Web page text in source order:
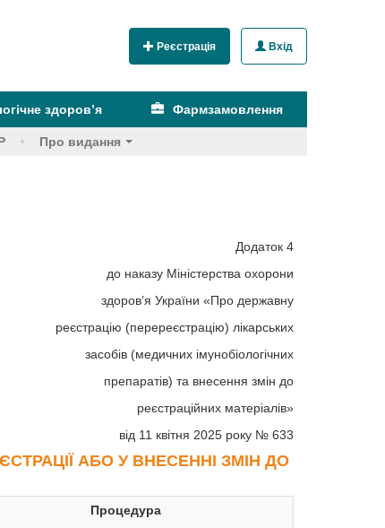
Реєстрація Вхід
здоров’я Фармзамовлення
Про видання
Додаток 4
до наказу Міністерства охорони
здоров’я України «Про державну
реєстрацію (перереєстрацію) лікарських
засобів (медичних імунобіологічних
препаратів) та внесення змін до
реєстраційних матеріалів»
від 11 квітня 2025 року № 633
АБО У ВНЕСЕННІ ЗМІН ДО
Процедура